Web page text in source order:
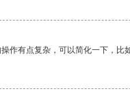
作有点复杂，可以简化一下，比